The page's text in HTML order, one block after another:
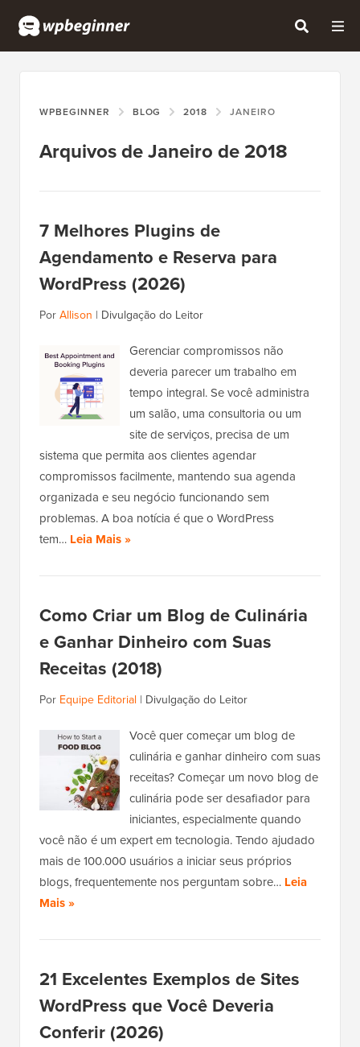
WPBEGINNER BLOG 2018 JANEIRO
Arquivos de Janeiro de 2018
7 Melhores Plugins de
Agendamento e Reserva para
WordPress (2026)
PorAllison | Divulgação do Leitor
Gerenciar compromissos não
deveria parecer um trabalho em
tempo integral. Se você administra
um salão, uma consultoria ou um
site de serviços, precisa de um
sistema que permita aos clientes agendar
compromissos facilmente, mantendo sua agenda
organizada e seu negócio funcionando sem
problemas. A boa notícia é que o WordPress
tem… Leia Mais »
Como Criar um Blog de Culinária
e Ganhar Dinheiro com Suas
Receitas (2018)
Por Equipe Editorial | Divulgação do Leitor
Você quer começar um blog de
culinária e ganhar dinheiro com suas
receitas? Começar um novo blog de
culinária pode ser desafiador para
iniciantes, especialmente quando
você não é um expert em tecnologia. Tendo ajudado
mais de 100.000 usuários a iniciar seus próprios
blogs, frequentemente nos perguntam sobre… Leia
Mais »
21 Excelentes Exemplos de Sites
WordPress que Você Deveria
Conferir (2026)